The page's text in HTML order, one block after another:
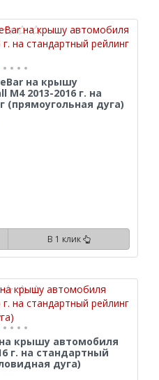
на крышу
2013-2016 г. на
(прямоугольная дуга)
В 1 клик
крышу автомобиля
г. на стандартный
дуга)